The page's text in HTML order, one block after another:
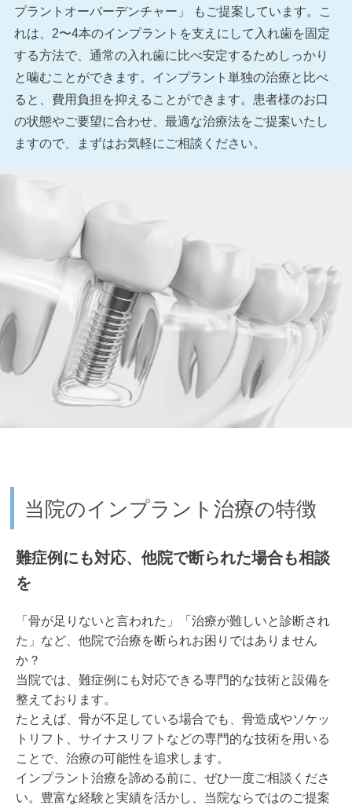
プラントオーバーデンチャー」 もご提案しています。こ
れは、2〜4本のインプラントを支えにして入れ歯を固定
する方法で、通常の入れ歯に比べ安定するためしっかり
と噛むことができます。インプラント単独の治療と比べ
ると、費用負担を抑えることができます。患者様のお口
の状態やご要望に合わせ、最適な治療法をご提案いたし
ますので、まずはお気軽にご相談ください。
当院のインプラント治療の特徴
難症例にも対応、他院で断られた場合も相談
を
「骨が足りないと言われた」「治療が難しいと診断され
た」など、他院で治療を断られお困りではありません
か？
当院では、難症例にも対応できる専門的な技術と設備を
整えております。
たとえば、骨が不足している場合でも、骨造成やソケッ
トリフト、サイナスリフトなどの専門的な技術を用いる
ことで、治療の可能性を追求します。
インプラント治療を諦める前に、ぜひ一度ご相談くださ
い。豊富な経験と実績を活かし、当院ならではのご提案